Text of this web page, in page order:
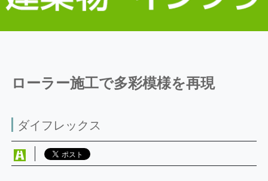
ローラー施工で多彩模様を再現
ダイフレックス